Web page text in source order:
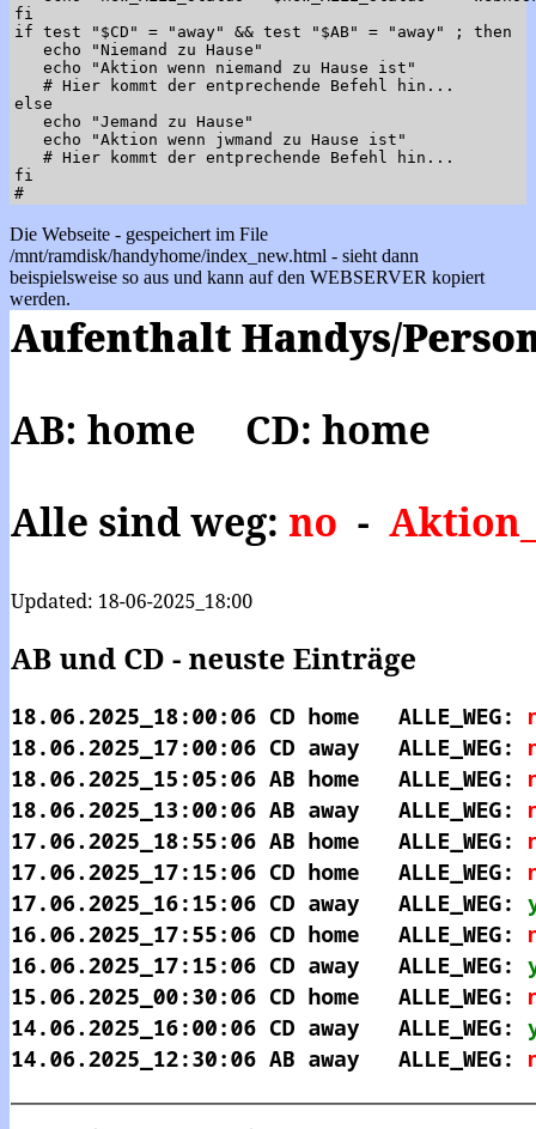
fi
if test "$CD" = "away" && test "$AB" = "away" ; then
   echo "Niemand zu Hause"
   echo "Aktion wenn niemand zu Hause ist"
   # Hier kommt der entprechende Befehl hin...
else
   echo "Jemand zu Hause"
   echo "Aktion wenn jwmand zu Hause ist"
   # Hier kommt der entprechende Befehl hin...
fi
Die Webseite - gespeichert im File
/mnt/ramdisk/handyhome/index_new.html - sieht dann
beispielsweise so aus und kann auf den WEBSERVER kopiert
werden.